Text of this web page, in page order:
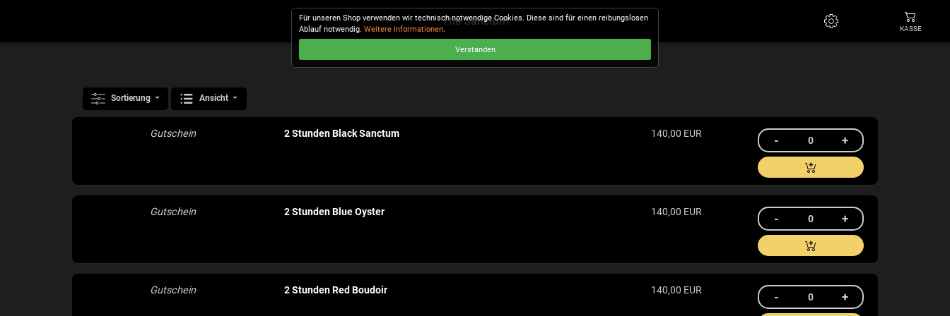
The Sanctum
KASSE
Sortierung Ansicht
Gutschein 2 Stunden Black Sanctum 140,00 EUR
Gutschein 2 Stunden Blue Oyster 140,00 EUR
Gutschein 2 Stunden Red Boudoir 140,00 EUR
Für unseren Shop verwenden wir technisch notwendige Cookies. Diese sind für einen reibungslosen
Ablauf notwendig. Weitere Informationen.
Verstanden